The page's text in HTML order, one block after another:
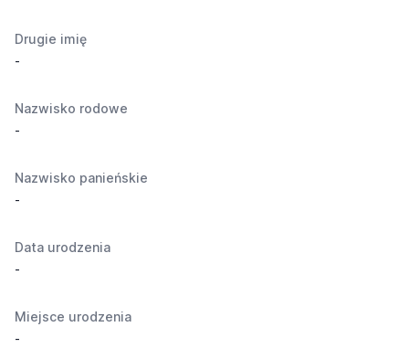
Drugie imię
-
Nazwisko rodowe
-
Nazwisko panieńskie
-
Data urodzenia
-
Miejsce urodzenia
-